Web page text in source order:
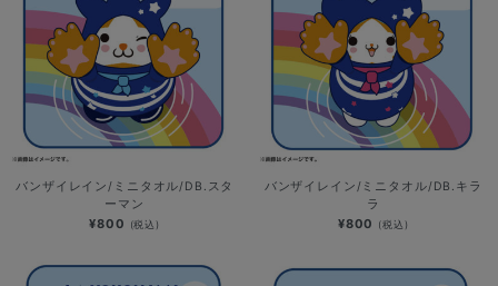
バンザイレイン/ミニタオル/DB.スタ
ーマン
¥800 (税込)
バンザイレイン/ミニタオル/DB.キラ
ラ
¥800 (税込)